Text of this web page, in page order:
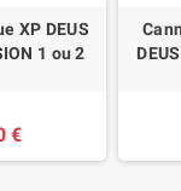
XP DEUS
1 ou 2
€